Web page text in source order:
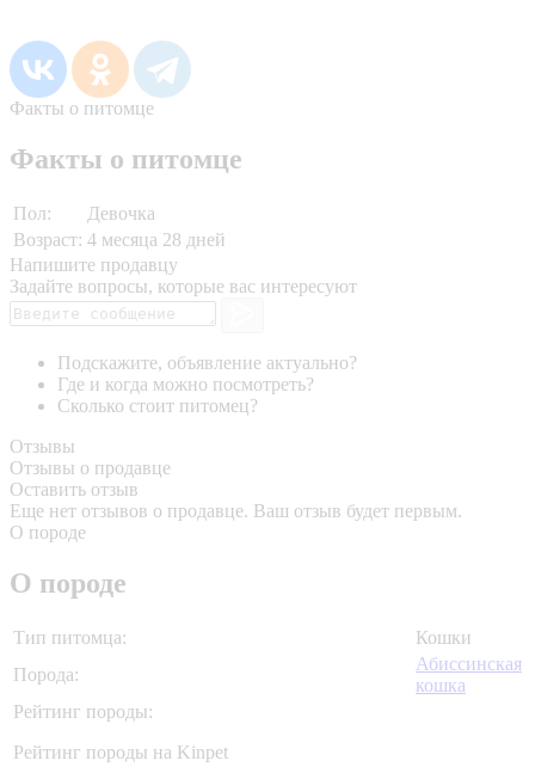
Факты о питомце
Факты о питомце
Пол:
Девочка
Возраст: 4 месяца 28 дней
Напишите продавцу
Задайте вопросы, которые вас интересуют
Подскажите, объявление актуально?
Где и когда можно посмотреть?
Сколько стоит питомец?
Отзывы
Отзывы о продавце
Оставить отзыв
Еще нет отзывов о продавце. Ваш отзыв будет первым.
О породе
О породе
Тип питомца:
Кошки
Порода:
Абиссинская
кошка
Рейтинг породы:
Рейтинг породы на Kinpet